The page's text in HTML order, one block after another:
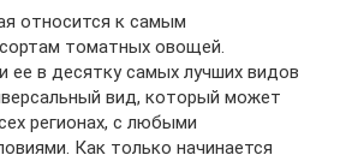
относится к самым
томатных овощей.
ее в десятку самых лучших видов
вид, который может
регионах, с любыми
Как только начинается